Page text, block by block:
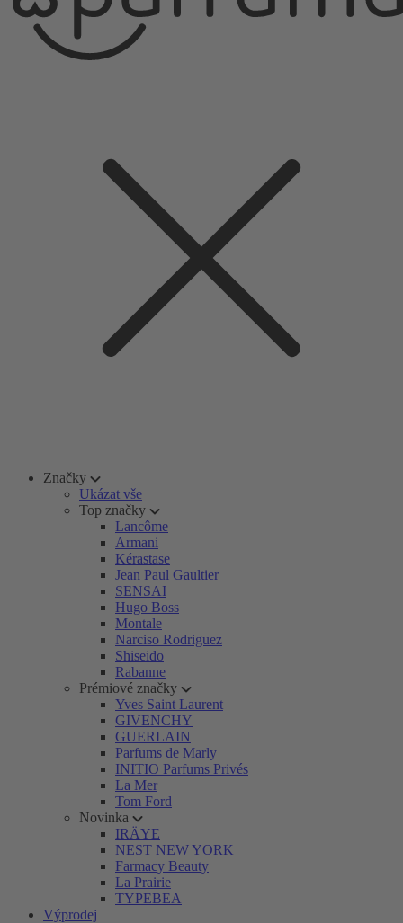
Značky
Ukázat vše
Top značky
Lancôme
Armani
Kérastase
Jean Paul Gaultier
SENSAI
Hugo Boss
Montale
Narciso Rodriguez
Shiseido
Rabanne
Prémiové značky
Yves Saint Laurent
GIVENCHY
GUERLAIN
Parfums de Marly
INITIO Parfums Privés
La Mer
Tom Ford
Novinka
IRÄYE
NEST NEW YORK
Farmacy Beauty
La Prairie
TYPEBEA
Výprodej